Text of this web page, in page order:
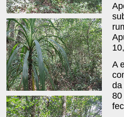
A
da
80